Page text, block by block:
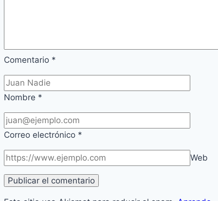
Comentario *
Nombre *
Correo electrónico *
Web